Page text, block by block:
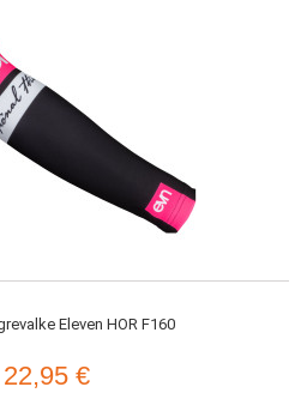
Eleven HOR F160
22,95 €